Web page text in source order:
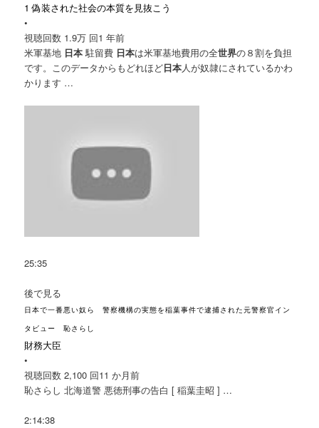
1 偽装された社会の本質を見抜こう
•
視聴回数 1.9万 回1 年前
米軍基地 日本駐留費 日本は米軍基地費用の全世界の８割を負担
です。このデータからもどれほど日本人が奴隷にされているかわ
かります …
25:35
後で見る
日本で一番悪い奴ら 警察機構の実態を稲葉事件で逮捕された元警察官イン
タビュー 恥さらし
財務大臣
•
視聴回数 2,100 回11 か月前
恥さらし 北海道警 悪徳刑事の告白 [ 稲葉圭昭 ] …
2:14:38